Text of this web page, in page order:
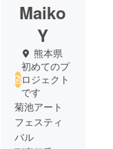
Maiko
Y
熊本県
初めてのプ
ロジェクト
です
菊池アート
フェスティ
バル